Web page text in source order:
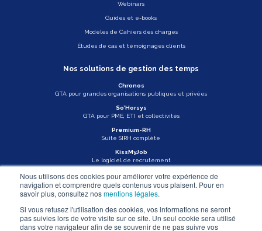
Nous utilisons des cookies pour améliorer votre expérience de
navigation et comprendre quels contenus vous plaisent. Pour en
savoir plus, consultez nosmentions légales.
Si vous refusez l'utilisation des cookies, vos informations ne seront
pas suivies lors de votre visite sur ce site. Un seul cookie sera utilisé
dans votre navigateur afin de se souvenir de ne pas suivre vos
Webinars
Guides et e-books
Modèles de Cahiers des charges
Études de cas et témoignages clients
Nos solutions de gestion des temps
Chronos
GTA pour grandes organisations publiques et privées
So’Horsys
GTA pour PME, ETI et collectivités
Premium-RH
Suite SIRH complète
KissMyJob
Le logiciel de recrutement
Veille légale
Nous contacter